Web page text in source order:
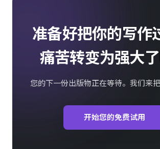
准备好把你的写作
痛苦转变为强大了
您的下一份出版物正在等待。我们来把
开始您的免费试用